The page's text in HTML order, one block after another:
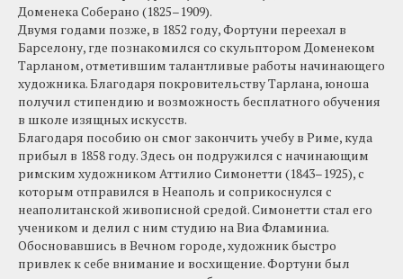
Доменека Соберано (1825–1909).
Двумя годами позже, в 1852 году, Фортуни переехал в
Барселону, где познакомился со скульптором Доменеком
Тарланом, отметившим талантливые работы начинающего
художника. Благодаря покровительству Тарлана, юноша
получил стипендию и возможность бесплатного обучения
в школе изящных искусств.
Благодаря пособию он смог закончить учебу в Риме, куда
прибыл в 1858 году. Здесь он подружился с начинающим
римским художником Аттилио Симонетти (1843–1925), с
которым отправился в Неаполь и соприкоснулся с
неаполитанской живописной средой. Симонетти стал его
учеником и делил с ним студию на Виа Фламиниа.
Обосновавшись в Вечном городе, художник быстро
привлек к себе внимание и восхищение. Фортуни был